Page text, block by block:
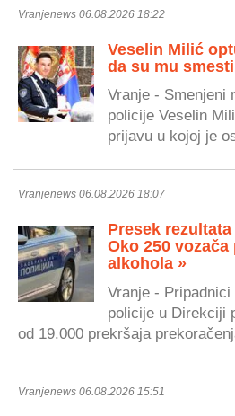
Vranjenews 06.08.2026 18:22
Veselin Milić
da su mu
Vranje - Smenjeni
policije Veselin
prijavu u kojoj je
Vranjenews 06.08.2026 18:07
Presek
Oko 250
alkohola »
Vranje -
policije u Direkciji
od 19.000 prekršaja
Vranjenews 06.08.2026 15:51